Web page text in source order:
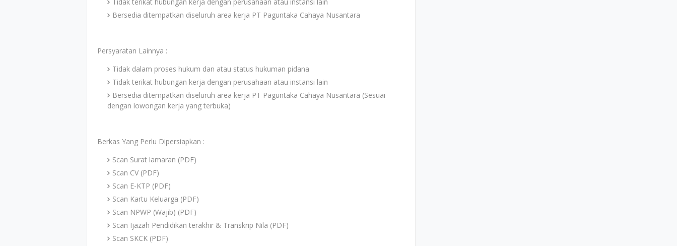
Bersedia ditempatkan diseluruh area kerja PT Paguntaka Cahaya Nusantara
Persyaratan Lainnya :
Tidak dalam proses hukum dan atau status hukuman pidana
Tidak terikat hubungan kerja dengan perusahaan atau instansi lain
Bersedia ditempatkan diseluruh area kerja PT Paguntaka Cahaya Nusantara (Sesuai
dengan lowongan kerja yang terbuka)
Berkas Yang Perlu Dipersiapkan :
Scan Surat lamaran (PDF)
Scan CV (PDF)
Scan E-KTP (PDF)
Scan Kartu Keluarga (PDF)
Scan NPWP (Wajib) (PDF)
Scan Ijazah Pendidikan terakhir & Transkrip Nila (PDF)
Scan SKCK (PDF)